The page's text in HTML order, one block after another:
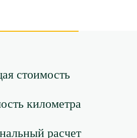
стоимость
километра
расчет